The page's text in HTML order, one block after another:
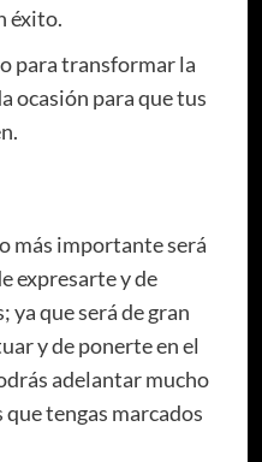
éxito.
para transformar la
ocasión para que tus
más importante será
expresarte y de
ya que será de gran
y de ponerte en el
adelantar mucho
tengas marcados